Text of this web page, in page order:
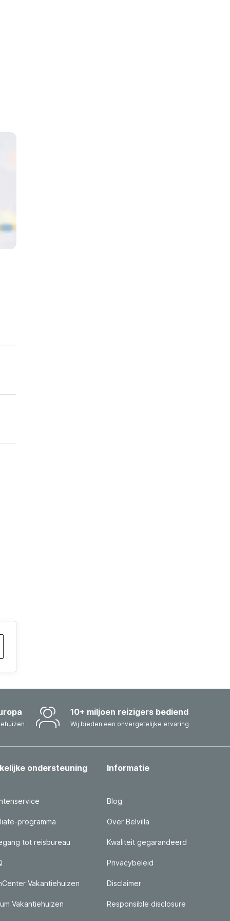
10+ miljoen reizigers bediend
Wij bieden een onvergetelijke ervaring
ondersteuning
programma
tot reisbureau
Vakantiehuizen
Vakantiehuizen
Informatie
Blog
Over Belvilla
Kwaliteit gegarandeerd
Privacybeleid
Disclaimer
Responsible disclosure